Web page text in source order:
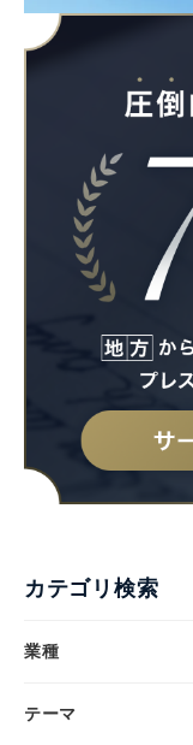
カテゴリ検索
業種
テーマ